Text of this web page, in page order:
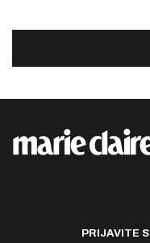
PRIJAVITE